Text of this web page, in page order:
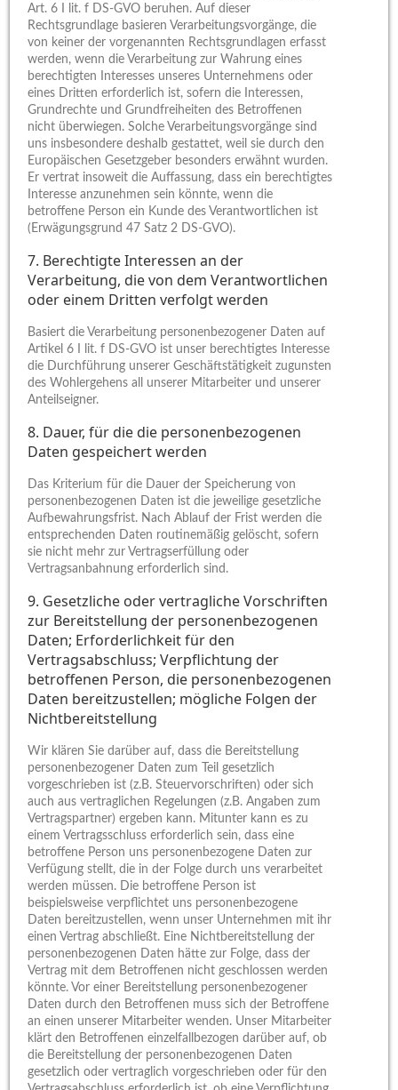
Art. 6 I lit. f DS-GVO beruhen. Auf dieser
Rechtsgrundlage basieren Verarbeitungsvorgänge, die
von keiner der vorgenannten Rechtsgrundlagen erfasst
werden, wenn die Verarbeitung zur Wahrung eines
berechtigten Interesses unseres Unternehmens oder
eines Dritten erforderlich ist, sofern die Interessen,
Grundrechte und Grundfreiheiten des Betroffenen
nicht überwiegen. Solche Verarbeitungsvorgänge sind
uns insbesondere deshalb gestattet, weil sie durch den
Europäischen Gesetzgeber besonders erwähnt wurden.
Er vertrat insoweit die Auffassung, dass ein berechtigtes
Interesse anzunehmen sein könnte, wenn die
betroffene Person ein Kunde des Verantwortlichen ist
(Erwägungsgrund 47 Satz 2 DS-GVO).
7. Berechtigte Interessen an der
Verarbeitung, die von dem Verantwortlichen
oder einem Dritten verfolgt werden
Basiert die Verarbeitung personenbezogener Daten auf
Artikel 6 I lit. f DS-GVO ist unser berechtigtes Interesse
die Durchführung unserer Geschäftstätigkeit zugunsten
des Wohlergehens all unserer Mitarbeiter und unserer
Anteilseigner.
8. Dauer, für die die personenbezogenen
Daten gespeichert werden
Das Kriterium für die Dauer der Speicherung von
personenbezogenen Daten ist die jeweilige gesetzliche
Aufbewahrungsfrist. Nach Ablauf der Frist werden die
entsprechenden Daten routinemäßig gelöscht, sofern
sie nicht mehr zur Vertragserfüllung oder
Vertragsanbahnung erforderlich sind.
9. Gesetzliche oder vertragliche Vorschriften
zur Bereitstellung der personenbezogenen
Daten; Erforderlichkeit für den
Vertragsabschluss; Verpflichtung der
betroffenen Person, die personenbezogenen
Daten bereitzustellen; mögliche Folgen der
Nichtbereitstellung
Wir klären Sie darüber auf, dass die Bereitstellung
personenbezogener Daten zum Teil gesetzlich
vorgeschrieben ist (z.B. Steuervorschriften) oder sich
auch aus vertraglichen Regelungen (z.B. Angaben zum
Vertragspartner) ergeben kann. Mitunter kann es zu
einem Vertragsschluss erforderlich sein, dass eine
betroffene Person uns personenbezogene Daten zur
Verfügung stellt, die in der Folge durch uns verarbeitet
werden müssen. Die betroffene Person ist
beispielsweise verpflichtet uns personenbezogene
Daten bereitzustellen, wenn unser Unternehmen mit ihr
einen Vertrag abschließt. Eine Nichtbereitstellung der
personenbezogenen Daten hätte zur Folge, dass der
Vertrag mit dem Betroffenen nicht geschlossen werden
könnte. Vor einer Bereitstellung personenbezogener
Daten durch den Betroffenen muss sich der Betroffene
an einen unserer Mitarbeiter wenden. Unser Mitarbeiter
klärt den Betroffenen einzelfallbezogen darüber auf, ob
die Bereitstellung der personenbezogenen Daten
gesetzlich oder vertraglich vorgeschrieben oder für den